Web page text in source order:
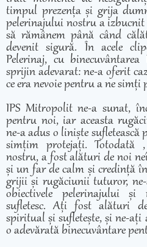
timpul prezența și grija
pelerinajului nostru a
să rămânem până când
devenit sigură. În acele
Pelerinaj, cu
sprijin adevarat: ne-a oferit
ce era nevoie pentru a ne
IPS Mitropolit ne-a sunat,
pentru noi, iar aceasta
ne-a adus o liniște sufletească
simțim protejați. Totodată
nostru, a fost alături de noi
și un far de calm și credință
grijii și rugăciunii tuturor,
obiectivele pelerinajului
sufletesc. Ați fost alături
spiritual și sufletește, și ne-
o adevărată binecuvântare